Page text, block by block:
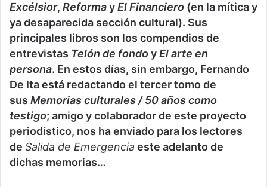
Excélsior, ReformayEl Financiero (en la mítica y
ya desaparecida sección cultural). Sus
principales libros son los compendios de
entrevistas Telón de fondoyEl arte en
persona. En estos días, sin embargo, Fernando
De Ita está redactando el tercer tomo de
sus Memorias culturales / 50 años como
testigo; amigo y colaborador de este proyecto
periodístico, nos ha enviado para los lectores
de Salida de Emergencia este adelanto de
dichas memorias…